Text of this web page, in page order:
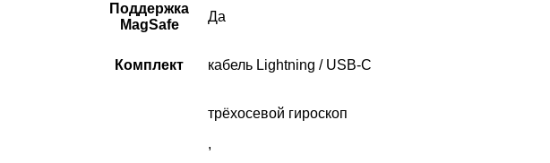
Поддержка
MagSafe
Да
Комплект кабель Lightning / USB-C
трёхосевой гироскоп
,